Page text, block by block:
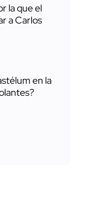
la que el
a Carlos
en la